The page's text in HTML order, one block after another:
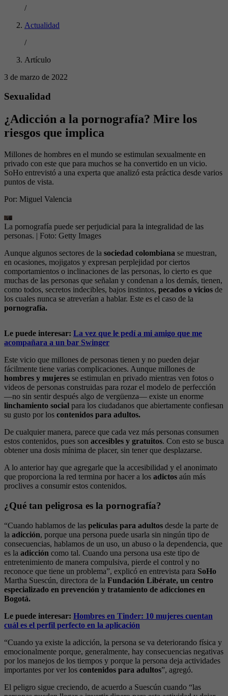
/
Actualidad
/
Artículo
3 de marzo de 2022
Sexualidad
¿Adicción a la pornografía? Mire los
riesgos que implica
Millones de hombres en el mundo se estimulan sexualmente en
privado con este que para muchos se ha convertido en un vicio.
SoHo entrevistó a una experta que analizó esta práctica desde varios
puntos de vista.
Por: Miguel Valencia
La pornografía puede ser perjudicial para la integralidad de las
personas. | Foto: Getty Images
Aunque algunos sectores de la sociedad colombiana se muestran,
en ocasiones, mojigatos y expresan perplejidad por ciertos
comportamientos o inclinaciones de las personas, lo cierto es que
muchas de las personas que señalan y condenan a los demás, tienen,
como todos, secretos indecibles, bajos instintos, pecados o vicios de
los cuales nunca se atreverían a hablar. Este es el caso de la
pornografía.
Le puede interesar: La vez que le pedí a mi amigo que me
acompañara a un bar Swinger
Este vicio que millones de personas tienen y no pueden dejar
fácilmente tiene varias complicaciones. Aunque millones de
hombres y mujeres se estimulan en privado mientras ven fotos o
videos de personas construidas para rozar el modelo de perfección
—no sin sentir después algo de vergüenza— existe un enorme
linchamiento social para los ciudadanos que abiertamente confiesan
su gusto por los contenidos para adultos.
De cualquier manera, parece que cada vez más personas consumen
estos contenidos, pues son accesibles y gratuitos. Con esto se busca
obtener una dosis mínima de placer, sin tener que desplazarse.
A lo anterior hay que agregarle que la accesibilidad y el anonimato
que proporciona la red termina por hacer a los adictos aún más
proclives a consumir estos contenidos.
¿Qué tan peligrosa es la pornografía?
“Cuando hablamos de las películas para adultos desde la parte de
la adicción, porque una persona puede usarla sin ningún tipo de
consecuencias, hablamos de un uso, un abuso o la dependencia, que
es la adicción como tal. Cuando una persona usa este tipo de
entretenimiento de manera compulsiva, pierde el control y no
reconoce que tiene un problema”, explicó en entrevista para SoHo
Martha Suescún, directora de la Fundación Libérate, un centro
especializado en prevención y tratamiento de adicciones en
Bogotá.
Le puede interesar: Hombres en Tinder: 10 mujeres cuentan
cuál es el perfil perfecto en la aplicación
“Cuando ya existe la adicción, la persona se va deteriorando física y
emocionalmente porque, generalmente, hay consecuencias negativas
por los manejos de los tiempos y porque la persona deja actividades
importantes por ver los contenidos para adultos”, agregó.
El peligro sigue creciendo, de acuerdo a Suescún cuando “las